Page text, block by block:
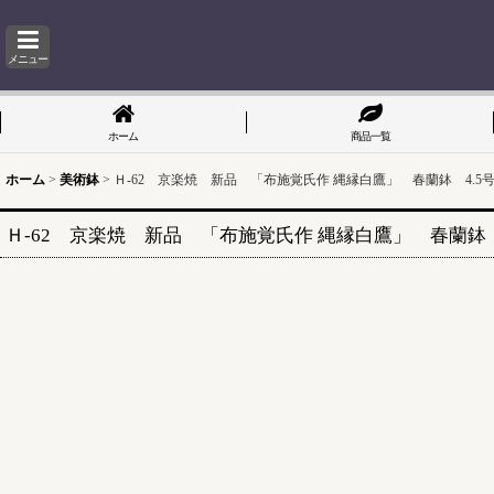
メニュー
ホーム 商品一覧
ホーム > 美術鉢 > Ｈ-62 京楽焼 新品 「布施覚氏作 縄縁白鷹」 春蘭鉢 4.5号
Ｈ-62 京楽焼 新品 「布施覚氏作 縄縁白鷹」 春蘭